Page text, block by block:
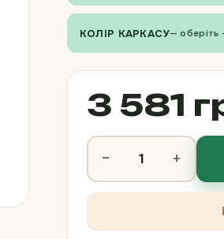
КОЛІР КАРКАСУ— оберіть
3 581
− +